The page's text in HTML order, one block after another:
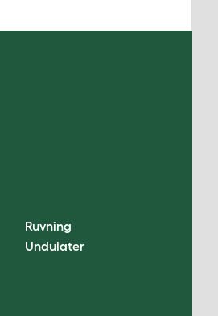
Ruvning
Undulater